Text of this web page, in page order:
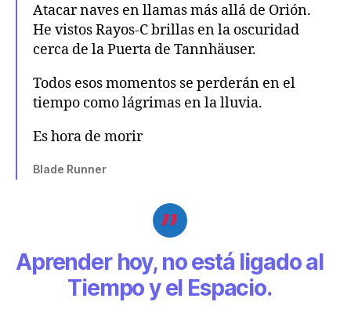
Atacar naves en llamas más allá de Orión.
He vistos Rayos-C brillas en la oscuridad
cerca de la Puerta de Tannhäuser.
Todos esos momentos se perderán en el
tiempo como lágrimas en la lluvia.
Es hora de morir
Blade Runner
Aprender hoy, no está ligado al
Tiempo y el Espacio.